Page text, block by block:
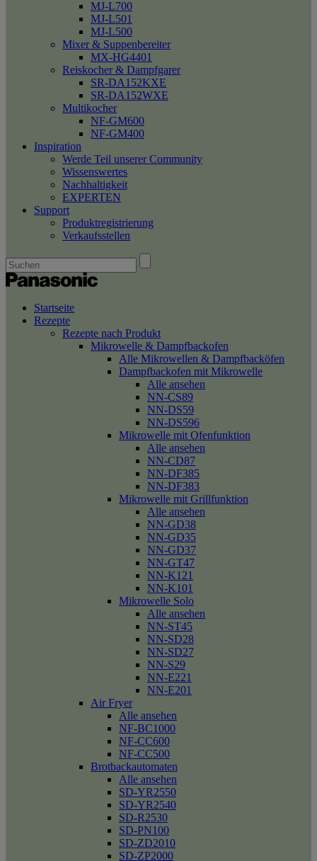
MJ-L700
MJ-L501
MJ-L500
Mixer & Suppenbereiter
MX-HG4401
Reiskocher & Dampfgarer
SR-DA152KXE
SR-DA152WXE
Multikocher
NF-GM600
NF-GM400
Inspiration
Werde Teil unserer Community
Wissenswertes
Nachhaltigkeit
EXPERTEN
Support
Produktregistrierung
Verkaufsstellen
Startseite
Rezepte
Rezepte nach Produkt
Mikrowelle & Dampfbackofen
Alle Mikrowellen & Dampfbacköfen
Dampfbackofen mit Mikrowelle
Alle ansehen
NN-CS89
NN-DS59
NN-DS596
Mikrowelle mit Ofenfunktion
Alle ansehen
NN-CD87
NN-DF385
NN-DF383
Mikrowelle mit Grillfunktion
Alle ansehen
NN-GD38
NN-GD35
NN-GD37
NN-GT47
NN-K121
NN-K101
Mikrowelle Solo
Alle ansehen
NN-ST45
NN-SD28
NN-SD27
NN-S29
NN-E221
NN-E201
Air Fryer
Alle ansehen
NF-BC1000
NF-CC600
NF-CC500
Brotbackautomaten
Alle ansehen
SD-YR2550
SD-YR2540
SD-R2530
SD-PN100
SD-ZD2010
SD-ZP2000